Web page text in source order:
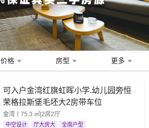
价格 房型 更多
可入户金湾红旗虹晖小学.幼儿园旁恒
荣格拉斯堡毛坯大2房带车位
金湾丨75.3 ㎡|2房2厅
中空设计 厅大房大 全南户型